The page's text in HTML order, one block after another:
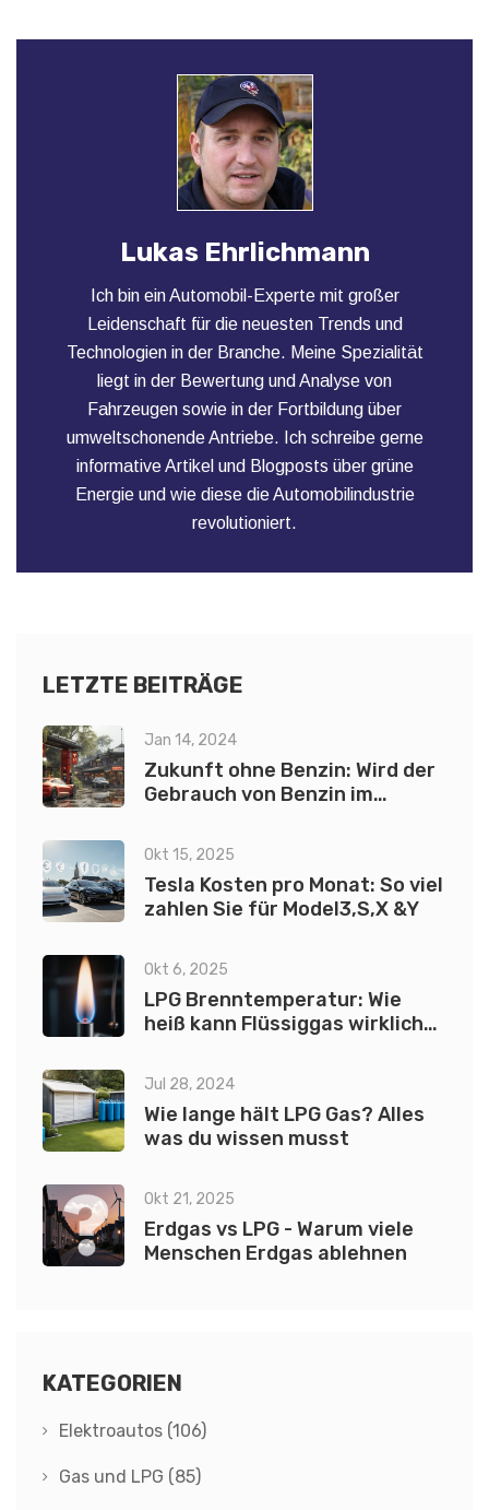
Lukas Ehrlichmann
Ich bin ein Automobil-Experte mit großer
Leidenschaft für die neuesten Trends und
Technologien in der Branche. Meine Spezialität
liegt in der Bewertung und Analyse von
Fahrzeugen sowie in der Fortbildung über
umweltschonende Antriebe. Ich schreibe gerne
informative Artikel und Blogposts über grüne
Energie und wie diese die Automobilindustrie
revolutioniert.
LETZTE BEITRÄGE
Jan 14, 2024
Zukunft ohne Benzin: Wird der
Gebrauch von Benzin im
Okt 15, 2025
Tesla Kosten pro Monat: So viel
zahlen Sie für Model3,S,X &Y
Okt 6, 2025
LPG Brenntemperatur: Wie
heiß kann Flüssiggas wirklich
Jul 28, 2024
Wie lange hält LPG Gas? Alles
was du wissen musst
Okt 21, 2025
Erdgas vs LPG - Warum viele
Menschen Erdgas ablehnen
KATEGORIEN
Elektroautos (106)
Gas und LPG (85)